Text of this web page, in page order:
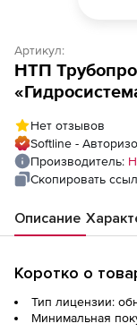
Артикул:
НТП
с предыдущих
Нет отзывов
Softline -
Производитель:
Скопировать
Описание
Коротко о
Тип лицензии:
Минимальная